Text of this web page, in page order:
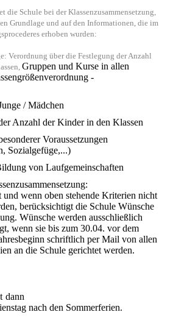
die Schule bei der Klassenzusammensetzung,
Grundlage und auf den Informationen, die im
erhoben wurden:
Verordnung über die Festlegung der Anzahl
Gruppen und Kurse in allen
-
/ Mädchen
Anzahl der Kinder in den Klassen
Voraussetzungen
Sozialgefüge,...)
von Laufgemeinschaften
wenn oben stehende Kriterien nicht
berücksichtigt die Schule Wünsche
Wünsche werden ausschließlich
wenn sie bis zum 30.04. vor dem
schriftlich per Mail von allen
an die Schule gerichtet werden.
dann
nach den Sommerferien.